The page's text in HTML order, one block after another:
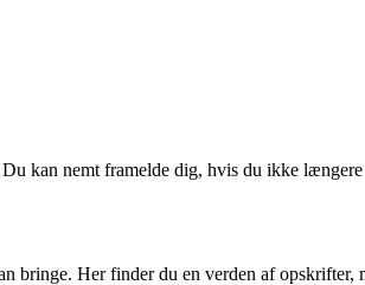
kan nemt framelde dig, hvis du ikke
Her finder du en verden af opskrifter,